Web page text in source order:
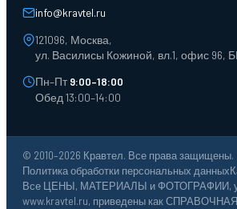
Тележки для склада
info@kravtel.ru
121096, Москва,
ул. Василисы Кожиной, вл.1, офис 96,
Пн–Пт9:00–18:00
Обед 13:00–14:00
© 2010–2026 Кравтел. Все права защищены.
Политика обработки персональных данных
Все ЦЕНЫ, МАТЕРИАЛЫ и ФОТОГРАФИИ,
www.kravtel.ru, приведены как